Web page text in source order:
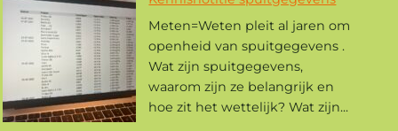
Meten=Weten pleit al jaren om
openheid van spuitgegevens .
Wat zijn spuitgegevens,
waarom zijn ze belangrijk en
hoe zit het wettelijk? Wat zijn...